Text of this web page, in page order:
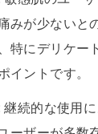
みが少ないと
特にデリケー
イントです。
続的な使用